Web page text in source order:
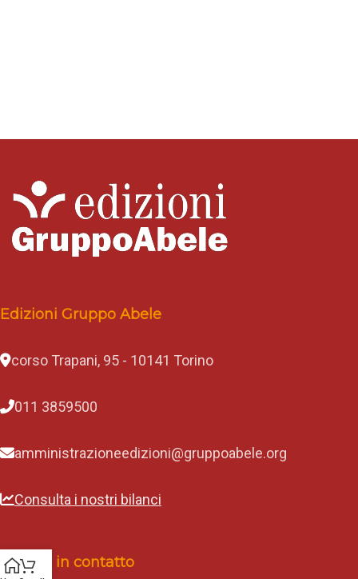
Edizioni Gruppo Abele
corso Trapani, 95 - 10141 Torino
011 3859500
amministrazioneedizioni@gruppoabele.org
Consulta i nostri bilanci
Rimani in contatto